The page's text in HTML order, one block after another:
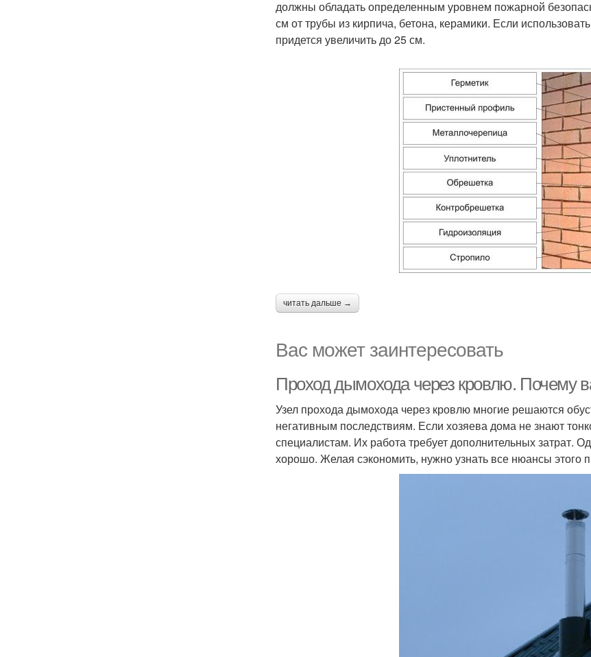
должны обладать определенным уровнем пожарной
см от трубы из кирпича, бетона, керамики. Если
придется увеличить до 25 см.
читать дальше →
Вас может заинтересовать
Проход дымохода через кровлю. Почему
Узел прохода дымохода через кровлю многие решаются
негативным последствиям. Если хозяева дома не знают
специалистам. Их работа требует дополнительных затрат.
хорошо. Желая сэкономить, нужно узнать все нюансы этого